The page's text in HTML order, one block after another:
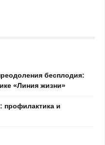
бесплодия:
«Линия жизни»
профилактика и